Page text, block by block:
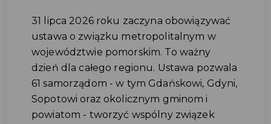
31 lipca 2026 roku zaczyna obowiązywać
ustawa o związku metropolitalnym w
województwie pomorskim. To ważny
dzień dla całego regionu. Ustawa pozwala
61 samorządom - w tym Gdańskowi, Gdyni,
Sopotowi oraz okolicznym gminom i
powiatom - tworzyć wspólny związek